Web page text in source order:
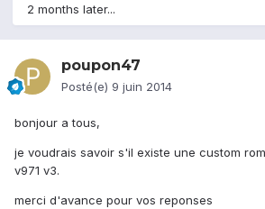
2 months later...
poupon47
Posté(e) 9 juin 2014
bonjour a tous,
je voudrais savoir s'il existe une custom
v971 v3.
merci d'avance pour vos reponses